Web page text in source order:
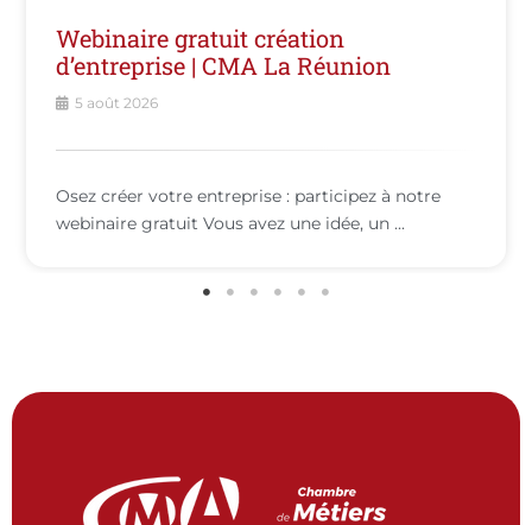
Artisans d’art : valorisez votre atelier
auprès du public !
20 juillet 2026
Artisans d’art : valorisez votre atelier auprès du
public ! Le Domaine des Tourelles lance ...